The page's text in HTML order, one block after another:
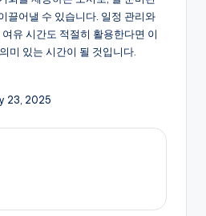
끌어낼 수 있습니다. 일정 관리와
유 시간도 적절히 활용한다면 이
미 있는 시간이 될 것입니다.
23, 2025